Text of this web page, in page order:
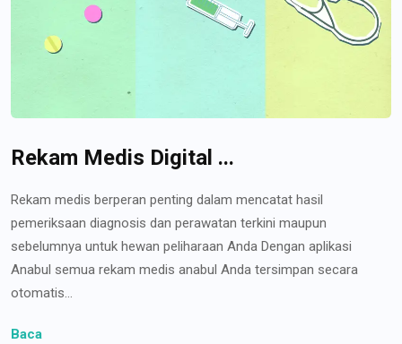
Rekam Medis Digital ...
Rekam medis berperan penting dalam mencatat hasil
pemeriksaan diagnosis dan perawatan terkini maupun
sebelumnya untuk hewan peliharaan Anda Dengan aplikasi
Anabul semua rekam medis anabul Anda tersimpan secara
otomatis...
Baca